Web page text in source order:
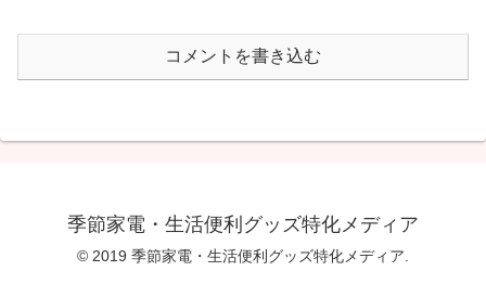
コメントを書き込む
季節家電・生活便利グッズ特化メディア
© 2019 季節家電・生活便利グッズ特化メディア.